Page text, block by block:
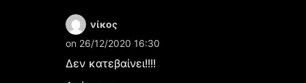
νίκος
on 26/12/2020 16:30
Δεν κατεβαίνει!!!!